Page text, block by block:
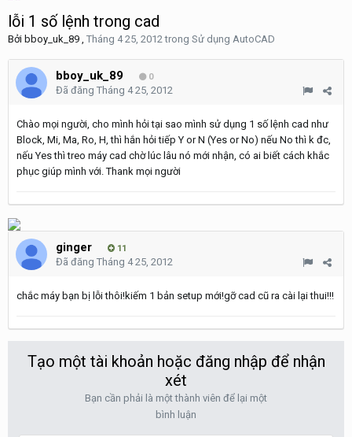
lỗi 1 số lệnh trong cad
Bởi bboy_uk_89 , Tháng 4 25, 2012trong Sử dụng AutoCAD
bboy_uk_89 0
Đã đăng Tháng 4 25, 2012
Chào mọi người, cho mình hỏi tại sao mình sử dụng 1 số lệnh cad như
Block, Mi, Ma, Ro, H, thì hắn hỏi tiếp Y or N (Yes or No) nếu No thì k đc,
nếu Yes thì treo máy cad chờ lúc lâu nó mới nhận, có ai biết cách khắc
phục giúp mình với. Thank mọi người
ginger 11
Đã đăng Tháng 4 25, 2012
chắc máy bạn bị lỗi thôi!kiếm 1 bản setup mới!gỡ cad cũ ra cài lại thui!!!
Tạo một tài khoản hoặc đăng nhập để nhận
xét
Bạn cần phải là một thành viên để lại một
bình luận